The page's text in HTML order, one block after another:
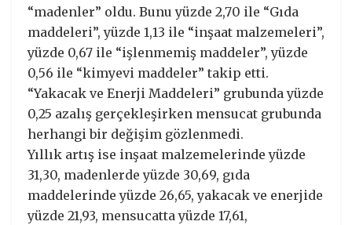
“madenler” oldu. Bunu yüzde 2,70 ile “Gıda
maddeleri”, yüzde 1,13 ile “inşaat malzemeleri”,
yüzde 0,67 ile “işlenmemiş maddeler”, yüzde
0,56 ile “kimyevi maddeler” takip etti.
“Yakacak ve Enerji Maddeleri” grubunda yüzde
0,25 azalış gerçekleşirken mensucat grubunda
herhangi bir değişim gözlenmedi.
Yıllık artış ise inşaat malzemelerinde yüzde
31,30, madenlerde yüzde 30,69, gıda
maddelerinde yüzde 26,65, yakacak ve enerjide
yüzde 21,93, mensucatta yüzde 17,61,